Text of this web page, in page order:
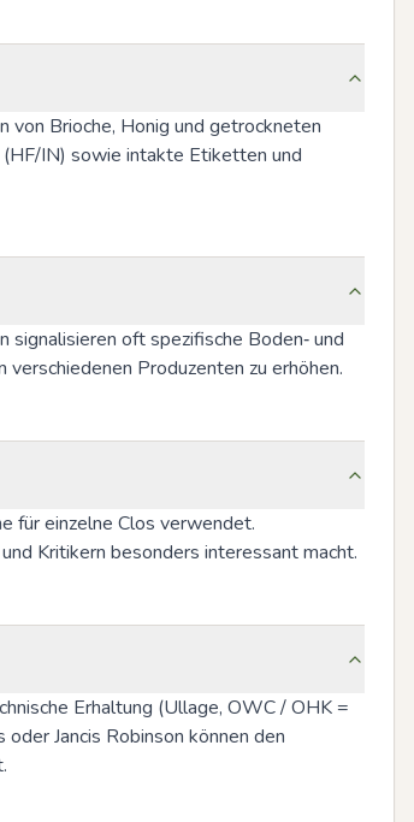
von Brioche, Honig und getrockneten
(HF/IN) sowie intakte Etiketten und
oft spezifische Boden‑ und
Produzenten zu erhöhen.
für einzelne Clos verwendet.
Kritikern besonders interessant macht.
Erhaltung (Ullage, OWC / OHK =
Jancis Robinson können den